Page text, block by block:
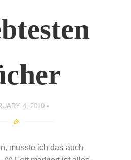
4, 2010
musste ich das auch